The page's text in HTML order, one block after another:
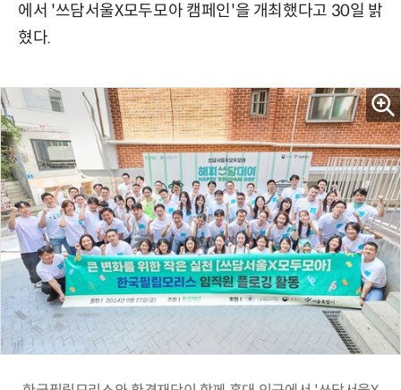
에서 '쓰담서울X모두모아 캠페인'을 개최했다고 30일 밝
혔다.